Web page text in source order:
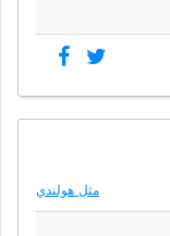
مثل هولندي